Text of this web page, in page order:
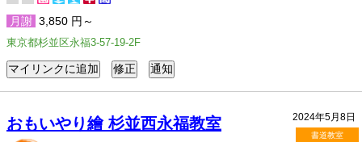
月謝 3,850 円～
東京都杉並区永福3-57-19-2F
2024年5月8日
書道教室
おもいやり繪 杉並西永福教室